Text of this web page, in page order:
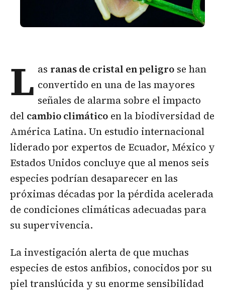
L as ranas de cristal en peligro se han
convertido en una de las mayores
señales de alarma sobre el impacto
del cambio climático en la biodiversidad de
América Latina. Un estudio internacional
liderado por expertos de Ecuador, México y
Estados Unidos concluye que al menos seis
especies podrían desaparecer en las
próximas décadas por la pérdida acelerada
de condiciones climáticas adecuadas para
su supervivencia.
La investigación alerta de que muchas
especies de estos anfibios, conocidos por su
piel translúcida y su enorme sensibilidad